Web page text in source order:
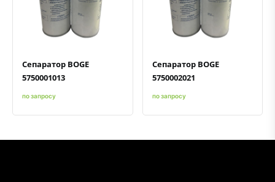
Быстрый просмотрДобавить к сравнению
Добавить в избранное
Сепаратор BOGE
5750001013
по запросу
Быстрый просмотрДобавить к сравнению
Добавить в избранное
Сепаратор BOGE
5750002021
по запросу